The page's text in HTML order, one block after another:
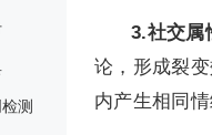
测
3.社交属
论，形成裂
内产生相同